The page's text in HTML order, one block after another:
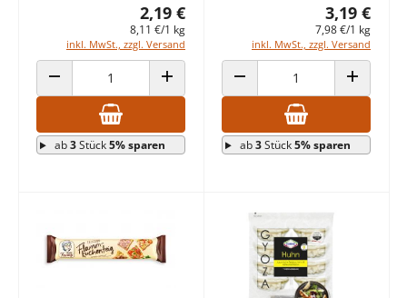
2,19 €
8,11 €/1 kg
inkl. MwSt., zzgl. Versand
ANZAHL VERRINGERN ANZAHL ERHÖHEN
ab3Stück5% sparen
3,19 €
7,98 €/1 kg
inkl. MwSt., zzgl. Versand
ANZAHL VERRINGERN ANZAHL
ab3Stück5% sparen